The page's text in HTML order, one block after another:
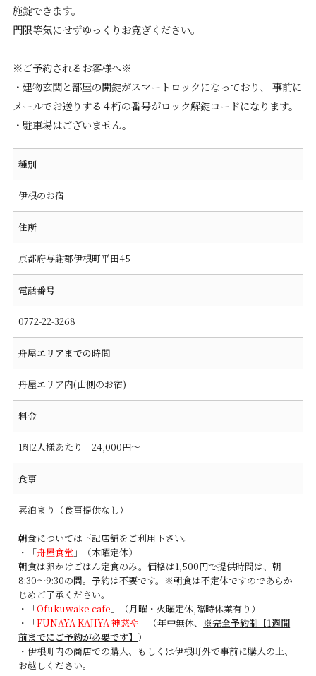
施錠できます。
門限等気にせずゆっくりお寛ぎください。
※ご予約されるお客様へ※
・建物玄関と部屋の開錠がスマートロックになっており、 事前に
メールでお送りする４桁の番号がロック解錠コードになります。
・駐車場はございません。
種別
伊根のお宿
住所
京都府与謝郡伊根町平田45
電話番号
0772-22-3268
舟屋エリアまでの時間
舟屋エリア内(山側のお宿)
料金
1組2人様あたり 24,000円～
食事
素泊まり（食事提供なし）
朝食については下記店舗をご利用下さい。
・「舟屋食堂 」（木曜定休）
朝食は卵かけごはん定食のみ。価格は1,500円で提供時間は、朝
8:30〜9:30の間。予約は不要です。※朝食は不定休ですのであらか
じめご了承ください。
・「Ofukuwake cafe 」（月曜・火曜定休,臨時休業有り）
・「FUNAYA KAJIYA 神慈や 」（年中無休、 ※完全予約制【1週間
前までにご予約が必要です】 ）
・伊根町内の商店での購入、もしくは伊根町外で事前に購入の上、
お越しください。